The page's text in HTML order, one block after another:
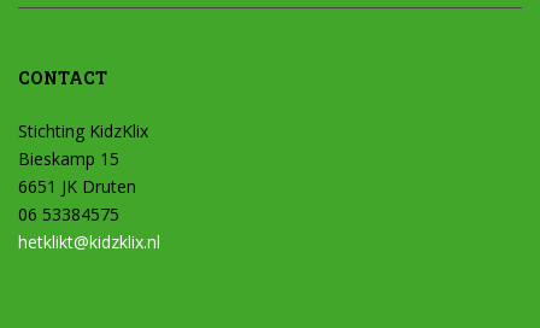
CONTACT
Stichting KidzKlix
Bieskamp 15
6651 JK Druten
06 53384575
hetklikt@kidzklix.nl